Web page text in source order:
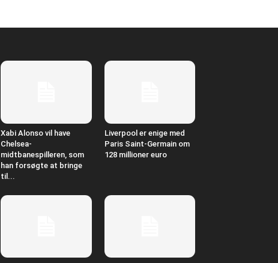
Xabi Alonso vil have
Chelsea-
midtbanespilleren, som
han forsøgte at bringe
til...
Liverpool er enige med
Paris Saint-Germain om
128 millioner euro